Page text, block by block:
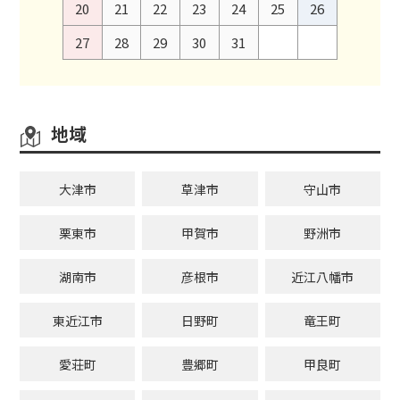
20 21 22 23 24 25
26
27
28 29 30 31
地域
大津市 草津市 守山市
栗東市 甲賀市 野洲市
湖南市 彦根市 近江八幡市
東近江市 日野町 竜王町
愛荘町 豊郷町 甲良町